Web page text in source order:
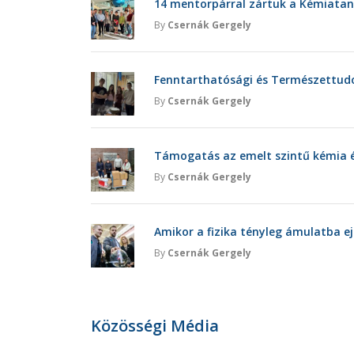
14 mentorpárral zártuk a
By Csernák Gergely
Fenntarthatósági és
By Csernák Gergely
Támogatás az emelt szintű kémia
By Csernák Gergely
Amikor a fizika tényleg ámulatba
By Csernák Gergely
Közösségi Média